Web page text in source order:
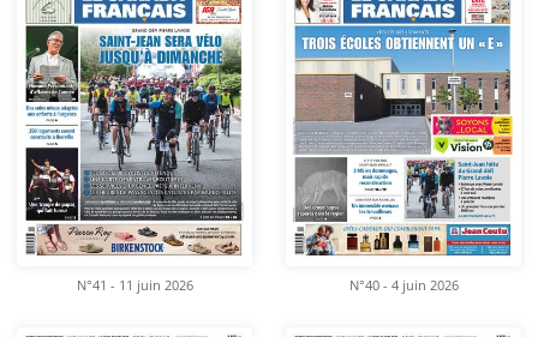
N°41 - 11 juin 2026 N°40 - 4 juin 2026